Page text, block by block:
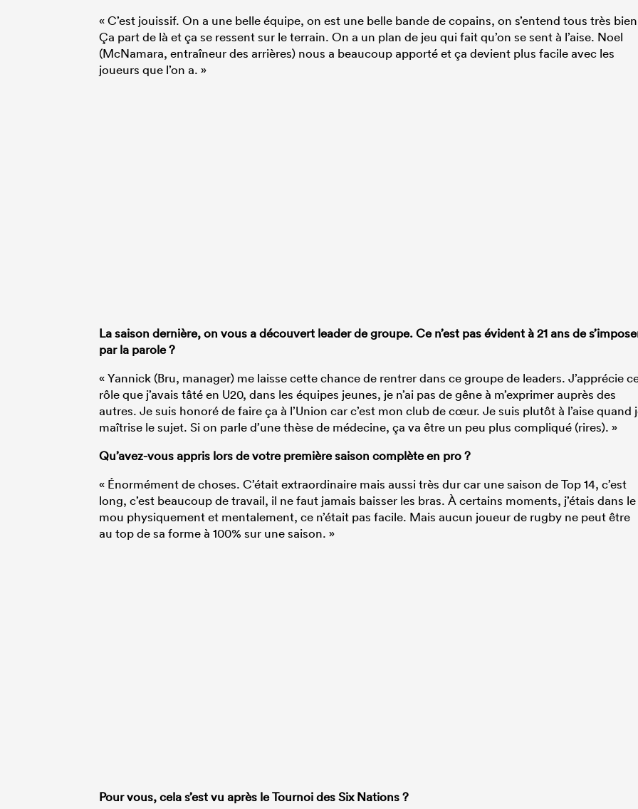
« C’est jouissif. On a une belle équipe, on est une belle bande de copains, on s’entend tous très
Ça part de là et ça se ressent sur le terrain. On a un plan de jeu qui fait qu’on se sent à l’aise. Noel
(McNamara, entraîneur des arrières) nous a beaucoup apporté et ça devient plus facile avec les
joueurs que l’on a. »
La saison dernière, on vous a découvert leader de groupe. Ce n’est pas évident à 21 ans de
par la parole ?
« Yannick (Bru, manager) me laisse cette chance de rentrer dans ce groupe de leaders. J’apprécie
rôle que j’avais tâté en U20, dans les équipes jeunes, je n’ai pas de gêne à m’exprimer auprès des
autres. Je suis honoré de faire ça à l’Union car c’est mon club de cœur. Je suis plutôt à l’aise quand
maîtrise le sujet. Si on parle d’une thèse de médecine, ça va être un peu plus compliqué (rires). »
Qu’avez-vous appris lors de votre première saison complète en pro ?
« Énormément de choses. C’était extraordinaire mais aussi très dur car une saison de Top 14, c’est
long, c’est beaucoup de travail, il ne faut jamais baisser les bras. À certains moments, j’étais dans le
mou physiquement et mentalement, ce n’était pas facile. Mais aucun joueur de rugby ne peut être
au top de sa forme à 100% sur une saison. »
Pour vous, cela s’est vu après le Tournoi des Six Nations ?